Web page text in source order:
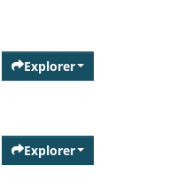
Explorer
Explorer